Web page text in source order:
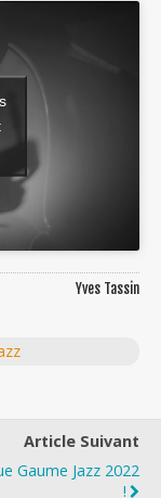
Yves Tassin
Article Suivant
Gaume Jazz 2022
!